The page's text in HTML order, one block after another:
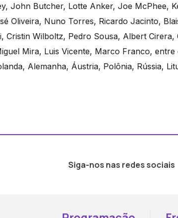
John Butcher, Lotte Anker, Joe McPhee,
Oliveira, Nuno Torres, Ricardo Jacinto,
Cristin Wilboltz, Pedro Sousa, Albert Cirera,
Mira, Luis Vicente, Marco Franco,
Alemanha, Áustria, Polônia, Rússia,
Siga-nos nas redes sociais